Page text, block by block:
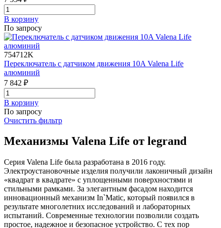
В корзинy
По запросу
754712K
Переключатель с датчиком движения 10A Valena Life
алюминий
7 842 ₽
В корзинy
По запросу
Очистить фильтр
Механизмы Valena Life от legrand
Серия Valena Life была разработана в 2016 году.
Электроустановочные изделия получили лаконичный дизайн
«квадрат в квадрате» с уплощенными поверхностями и
стильными рамками. За элегантным фасадом находится
инновационный механизм In`Matic, который появился в
результате многолетних исследований и лабораторных
испытаний. Современные технологии позволили создать
простое, надежное и безопасное устройство. С тех пор